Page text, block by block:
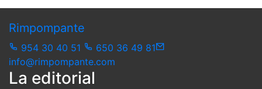
Rimpompante
954 30 40 51
650 36 49 81
info@rimpompante.com
La editorial